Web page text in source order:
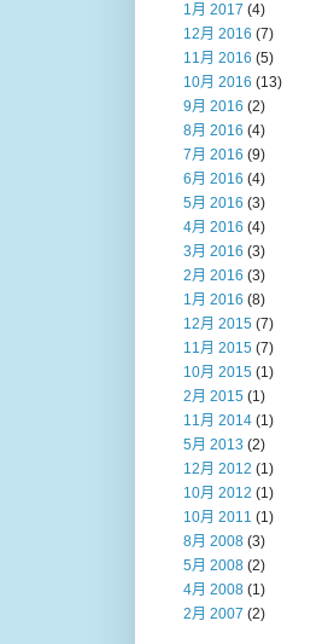
1月 2017 (4)
12月 2016 (7)
11月 2016 (5)
10月 2016 (13)
9月 2016 (2)
8月 2016 (4)
7月 2016 (9)
6月 2016 (4)
5月 2016 (3)
4月 2016 (4)
3月 2016 (3)
2月 2016 (3)
1月 2016 (8)
12月 2015 (7)
11月 2015 (7)
10月 2015 (1)
2月 2015 (1)
11月 2014 (1)
5月 2013 (2)
12月 2012 (1)
10月 2012 (1)
10月 2011 (1)
8月 2008 (3)
5月 2008 (2)
4月 2008 (1)
2月 2007 (2)